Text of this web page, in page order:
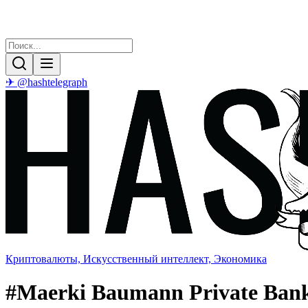
✈ @hashtelegraph
Криптовалюты, Искусственный интеллект, Экономика
#Maerki Baumann Private